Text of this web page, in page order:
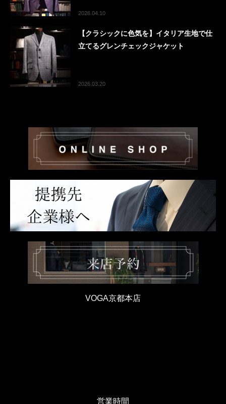
2026.04.10
【クラシックに色気を】イタリア生地で仕
立てるグレンチェックジャケット
2026.03.20
VOGA京都本店
営業時間